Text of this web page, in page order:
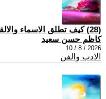
(28) كيف تطلق الاسماء والالقاب والكنى ج٢
كاظم حسن سعيد
2026 / 8 / 10
الادب والفن